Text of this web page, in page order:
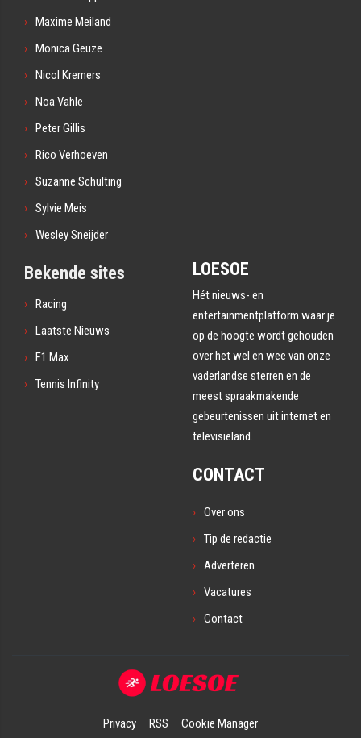
Maxime Meiland
Monica Geuze
Nicol Kremers
Noa Vahle
Peter Gillis
Rico Verhoeven
Suzanne Schulting
Sylvie Meis
Wesley Sneijder
Bekende sites
Racing
Laatste Nieuws
F1 Max
Tennis Infinity
LOESOE
Hét nieuws- en
entertainmentplatform waar je
op de hoogte wordt gehouden
over het wel en wee van onze
vaderlandse sterren en de
meest spraakmakende
gebeurtenissen uit internet en
televisieland.
CONTACT
Over ons
Tip de redactie
Adverteren
Vacatures
Contact
Privacy RSS Cookie Manager